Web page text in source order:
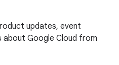
updates, event
Google Cloud from